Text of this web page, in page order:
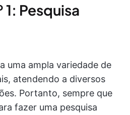
1: Pesquisa
uma ampla variedade de
atendendo a diversos
Portanto, sempre que
fazer uma pesquisa